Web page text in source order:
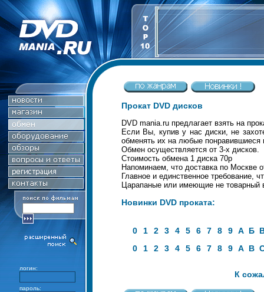
логин:
пароль:
Прокат DVD дисков
DVD mania.ru предлагает взять на
Если Вы, купив у нас диски, не
обменять их на любые
Обмен осуществляется от 3-х дисков.
Стоимость обмена 1 диска 70р
Напоминаем, что доставка по Москве
Главное и единственное требование,
Царапаные или имеющие не товарный
Новинки DVD проката:
0 1 2 3 4 5 6 7 8 9 А Б
0
1 2 3 4 5 6 7 8 9 A B
К